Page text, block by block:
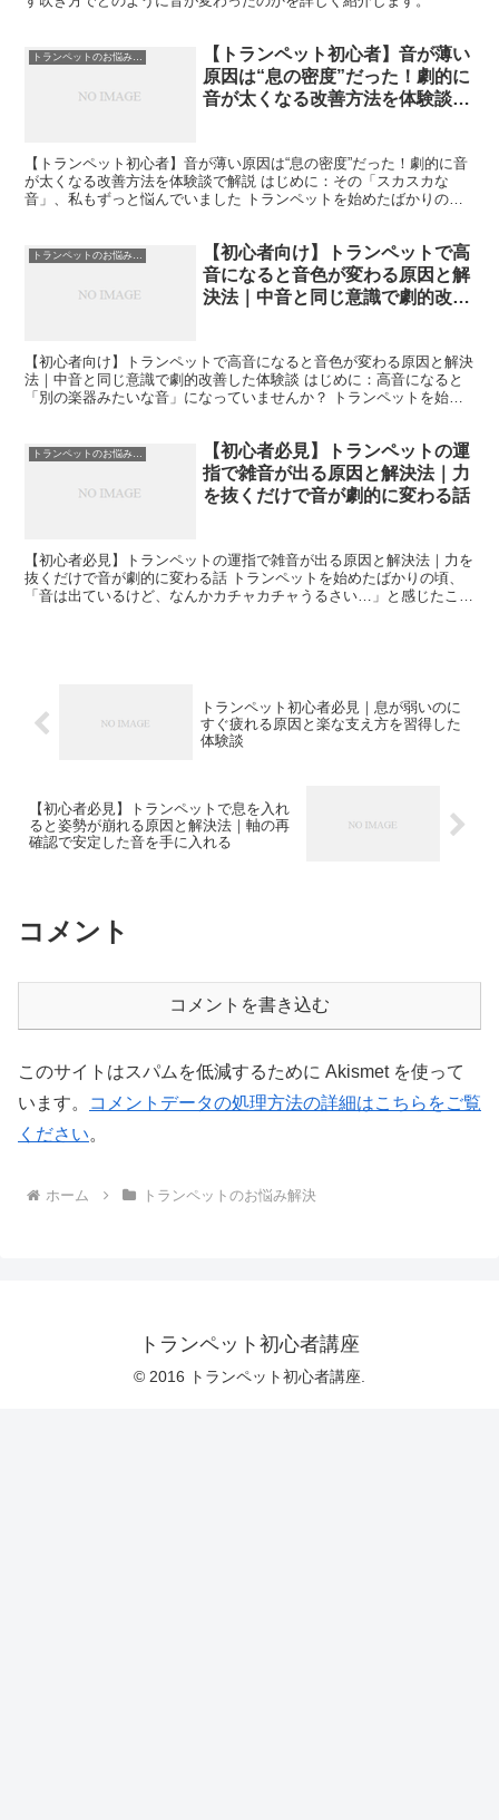
トランペットのお悩み解決
【トランペット初心者】音が薄い
原因は“息の密度”だった！劇的に
音が太くなる改善方法を体験談で
【トランペット初心者】音が薄い原因は“息の密度”だった！劇的に音
が太くなる改善方法を体験談で解説 はじめに：その「スカスカな
音」、私もずっと悩んでいました トランペットを始めたばかりの
トランペットのお悩み解決
【初心者向け】トランペットで高
音になると音色が変わる原因と解
決法｜中音と同じ意識で劇的改善
【初心者向け】トランペットで高音になると音色が変わる原因と解決
法｜中音と同じ意識で劇的改善した体験談 はじめに：高音になると
「別の楽器みたいな音」になっていませんか？ トランペットを始め
トランペットのお悩み解決
【初心者必見】トランペットの運
指で雑音が出る原因と解決法｜力
を抜くだけで音が劇的に変わる話
【初心者必見】トランペットの運指で雑音が出る原因と解決法｜力を
抜くだけで音が劇的に変わる話 トランペットを始めたばかりの頃、
「音は出ているけど、なんかカチャカチャうるさい…」と感じたこと
トランペット初心者必見｜息が弱いのに
すぐ疲れる原因と楽な支え方を習得した
体験談
【初心者必見】トランペットで息を入れ
ると姿勢が崩れる原因と解決法｜軸の再
確認で安定した音を手に入れる
コメント
コメントを書き込む
このサイトはスパムを低減するために Akismet を使って
います。
コメントデータの処理方法の詳細はこちらをご覧
ください。
ホーム トランペットのお悩み解決
トランペット初心者講座
© 2016 トランペット初心者講座.